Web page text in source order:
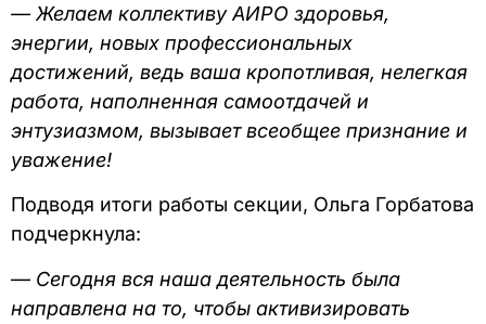
— Желаем коллективу АИРО здоровья,
энергии, новых профессиональных
достижений, ведь ваша кропотливая, нелегкая
работа, наполненная самоотдачей и
энтузиазмом, вызывает всеобщее признание и
уважение!
Подводя итоги работы секции, Ольга Горбатова
подчеркнула:
— Сегодня вся наша деятельность была
направлена на то, чтобы активизировать